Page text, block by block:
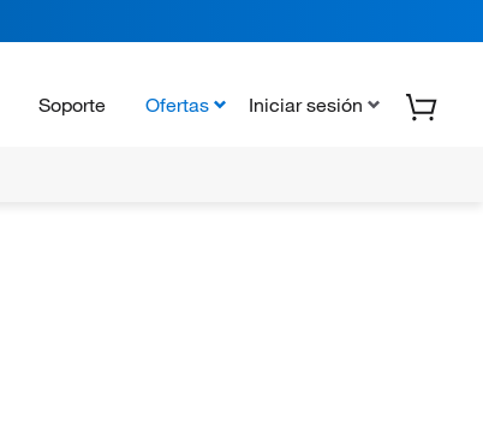
Soporte Ofertas Iniciar sesión